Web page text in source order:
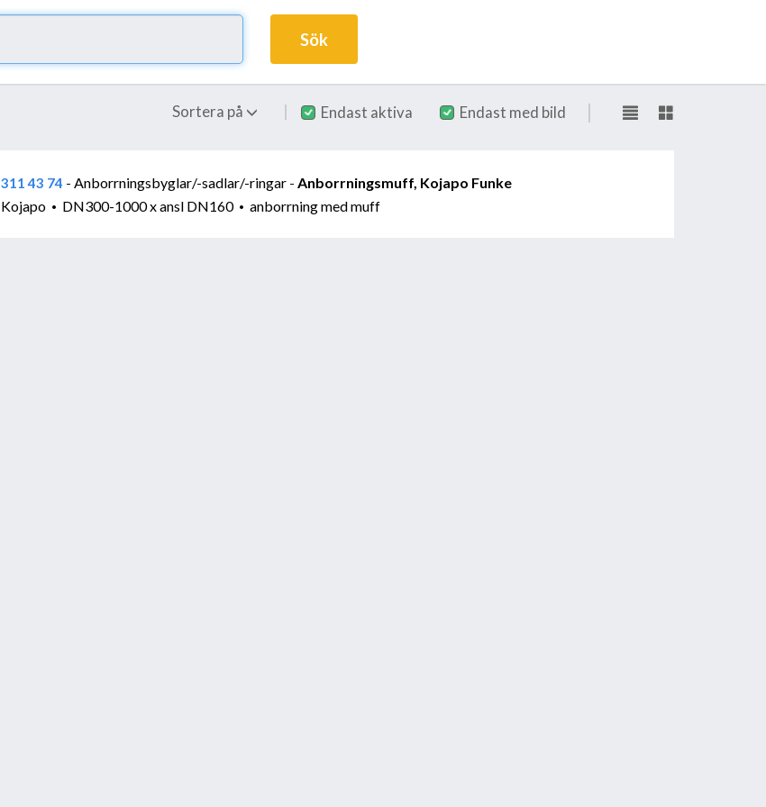
Sök
Sortera på Endast aktiva Endast med bild
311 43 74 - Anborrningsbyglar/-sadlar/-ringar- Anborrningsmuff, Kojapo Funke
Kojapo
DN300-1000 x ansl DN160 anborrning med muff